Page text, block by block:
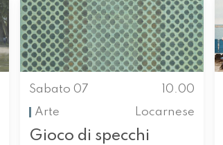
Sabato 07
10.00
Arte
Locarnese
Gioco di specchi